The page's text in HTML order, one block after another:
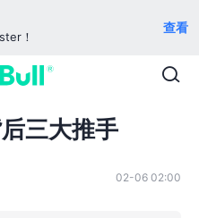
！
查看
三大推手
02-06 02:00